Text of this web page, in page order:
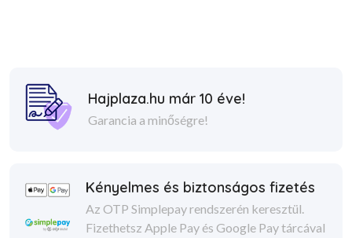
Hajplaza.hu már 10 éve!
Garancia a minőségre!
Kényelmes és biztonságos fizetés
Az OTP Simplepay rendszerén keresztül.
Fizethetsz Apple Pay és Google Pay tárcával